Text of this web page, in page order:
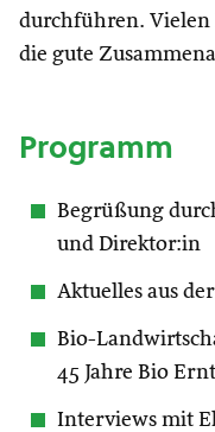
durchführen.
die gute
Programm
Begrüßung
und Direktor:in
Aktuelles aus
Bio-
45 Jahre Bio
Interviews mit